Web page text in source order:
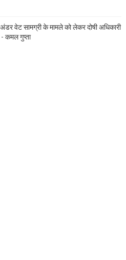
वेट सामग्री के मामले को लेकर दोषी अधिकारी
कमल गुप्ता